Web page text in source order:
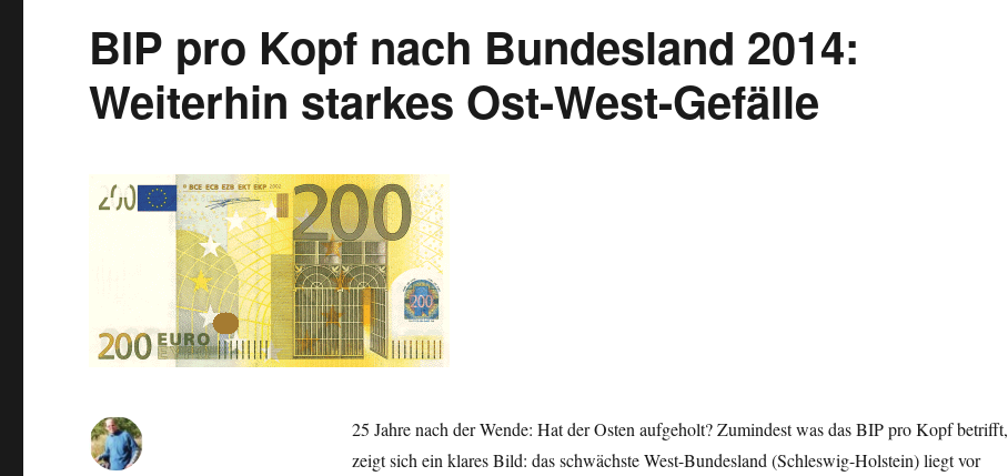
Einwohnern:
Dresden
in
Top
Spitze
BIP pro Kopf nach Bundesland 2014:
Weiterhin starkes Ost-West-Gefälle
25 Jahre nach der Wende: Hat der Osten aufgeholt? Zumindest was das BIP pro Kopf betrifft,
zeigt sich ein klares Bild: das schwächste West-Bundesland (Schleswig-Holstein) liegt vor